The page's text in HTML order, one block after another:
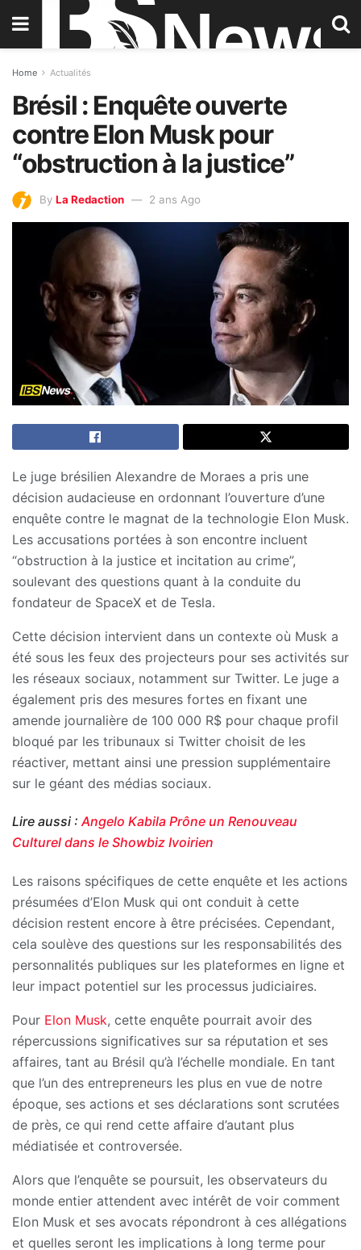
Home Actualités
Brésil : Enquête ouverte
contre Elon Musk pour
“obstruction à la justice”
By La Redaction 2 ans Ago
Le juge brésilien Alexandre de Moraes a pris une
décision audacieuse en ordonnant l’ouverture d’une
enquête contre le magnat de la technologie Elon Musk.
Les accusations portées à son encontre incluent
“obstruction à la justice et incitation au crime”,
soulevant des questions quant à la conduite du
fondateur de SpaceX et de Tesla.
Cette décision intervient dans un contexte où Musk a
été sous les feux des projecteurs pour ses activités sur
les réseaux sociaux, notamment sur Twitter. Le juge a
également pris des mesures fortes en fixant une
amende journalière de 100 000 R$ pour chaque profil
bloqué par les tribunaux si Twitter choisit de les
réactiver, mettant ainsi une pression supplémentaire
sur le géant des médias sociaux.
Lire aussi :Angelo Kabila Prône un Renouveau
Culturel dans le Showbiz Ivoirien
Les raisons spécifiques de cette enquête et les actions
présumées d’Elon Musk qui ont conduit à cette
décision restent encore à être précisées. Cependant,
cela soulève des questions sur les responsabilités des
personnalités publiques sur les plateformes en ligne et
leur impact potentiel sur les processus judiciaires.
Pour Elon Musk, cette enquête pourrait avoir des
répercussions significatives sur sa réputation et ses
affaires, tant au Brésil qu’à l’échelle mondiale. En tant
que l’un des entrepreneurs les plus en vue de notre
époque, ses actions et ses déclarations sont scrutées
de près, ce qui rend cette affaire d’autant plus
médiatisée et controversée.
Alors que l’enquête se poursuit, les observateurs du
monde entier attendent avec intérêt de voir comment
Elon Musk et ses avocats répondront à ces allégations
et quelles seront les implications à long terme pour